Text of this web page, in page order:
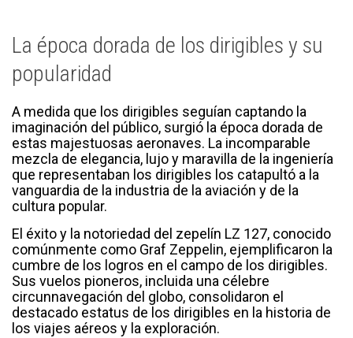
La época dorada de los dirigibles y su
popularidad
A medida que los dirigibles seguían captando la
imaginación del público, surgió la época dorada de
estas majestuosas aeronaves. La incomparable
mezcla de elegancia, lujo y maravilla de la ingeniería
que representaban los dirigibles los catapultó a la
vanguardia de la industria de la aviación y de la
cultura popular.
El éxito y la notoriedad del zepelín LZ 127, conocido
comúnmente como Graf Zeppelin, ejemplificaron la
cumbre de los logros en el campo de los dirigibles.
Sus vuelos pioneros, incluida una célebre
circunnavegación del globo, consolidaron el
destacado estatus de los dirigibles en la historia de
los viajes aéreos y la exploración.